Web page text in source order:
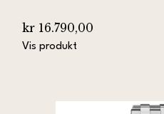
kr 16.790,00
Vis produkt